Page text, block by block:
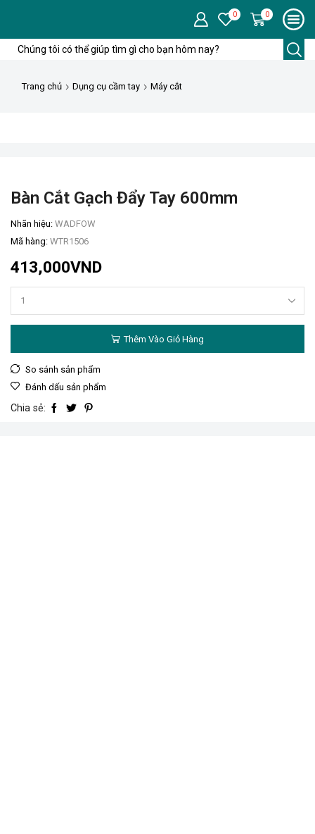
0 0
Trường
kiếm
Trang chủ Dụng cụ cầm tay Máy cắt
Bàn Cắt Gạch Đẩy Tay 600mm
Nhãn hiệu: WADFOW
Mã hàng: WTR1506
413,000VND
cắt
đẩy
tay
Thêm Vào Giỏ Hàng
So sánh sản phẩm
Đánh dấu sản phẩm
Chia sẻ: